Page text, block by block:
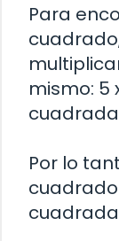
Para
mismo: 5
Por lo